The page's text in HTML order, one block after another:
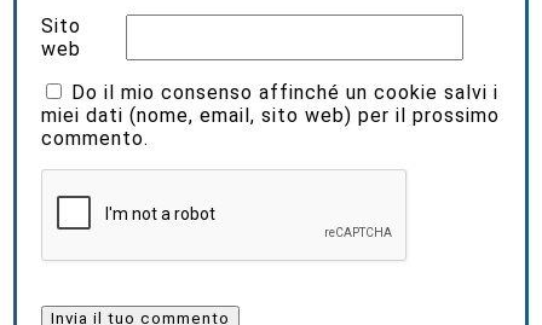
Sito
web
Do il mio consenso affinché un cookie salvi i
miei dati (nome, email, sito web) per il prossimo
commento.